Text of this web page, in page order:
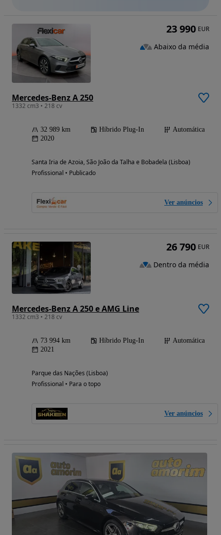
Mercedes-Benz A 250
1332 cm3 • 218 cv
32 989 km Híbrido Plug-In
Automática
2020
Santa Iria de Azoia, São João da Talha e Bobadela (Lisboa)
Profissional • Publicado
Ver anúncios
23 990 EUR
Abaixo da média
Mercedes-Benz A 250 e AMG Line
1332 cm3 • 218 cv
73 994 km Híbrido Plug-In
Automática
2021
Parque das Nações (Lisboa)
Profissional • Para o topo
Ver anúncios
26 790 EUR
Dentro da média